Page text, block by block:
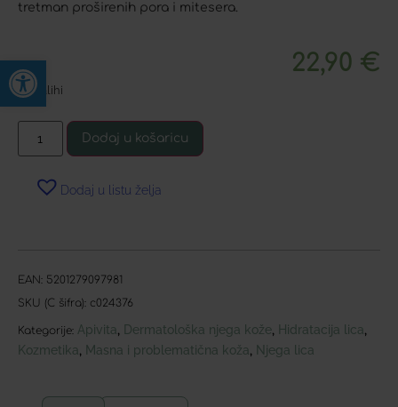
Open toolbar
tretman proširenih pora i mitesera.
22,90 €
Na zalihi
Dodaj u košaricu
Dodaj u listu želja
EAN: 5201279097981
SKU (C šifra): c024376
Kategorije: Apivita Dermatološka njega kože Hidratacija lica
Kozmetika Masna i problematična koža Njega lica